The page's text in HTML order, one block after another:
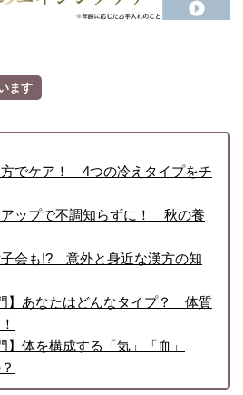
ます
でケア！ 4つの冷えタイプをチ
アップで不調知らずに！ 秋の養
会も!? 意外と身近な漢方の知
】あなたはどんなタイプ？ 体質
】体を構成する「気」「血」